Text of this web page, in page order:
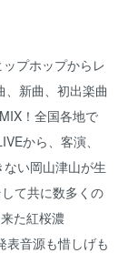
プホップからレ
新曲、初出楽曲
！全国各地で
から、客演、
い岡山津山が生
て共に数多くの
た紅桜濃
表音源も惜しげも